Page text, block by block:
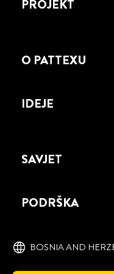
PROJEKT
O PATTEXU
IDEJE
SAVJET
PODRŠKA
BOSNIA AND